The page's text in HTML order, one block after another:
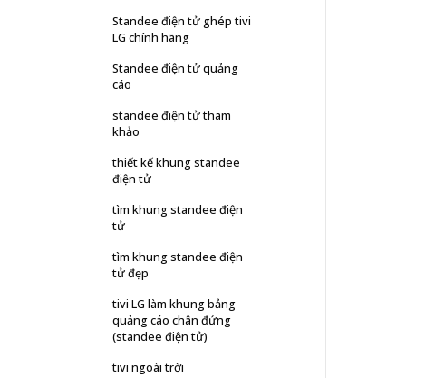
Standee điện tử ghép tivi
LG chính hãng
Standee điện tử quảng
cáo
standee điện tử tham
khảo
thiết kế khung standee
điện tử
tìm khung standee điện
tử
tìm khung standee điện
tử đẹp
tivi LG làm khung bảng
quảng cáo chân đứng
(standee điện tử)
tivi ngoài trời